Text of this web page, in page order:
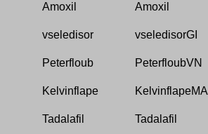
Amoxil Amoxil
vseledisor vseledisorGI
Peterfloub PeterfloubVN
Kelvinflape KelvinflapeMA
Tadalafil Tadalafil